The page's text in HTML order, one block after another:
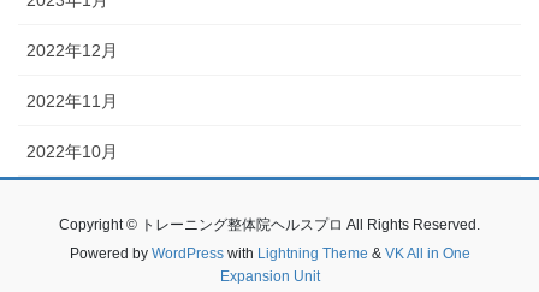
2022年12月
2022年11月
2022年10月
Copyright © トレーニング整体院ヘルスプロ All Rights Reserved.
Powered by WordPresswith Lightning Theme & VK All in One
Expansion Unit